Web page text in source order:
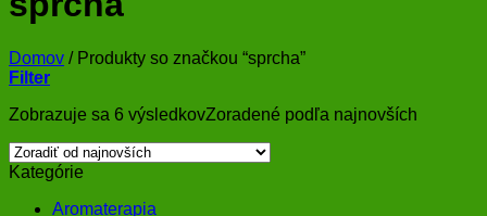
Domov /Produkty so značkou “sprcha”
Filter
Zobrazuje sa 6 výsledkovZoradené podľa najnovších
Kategórie
Aromaterapia